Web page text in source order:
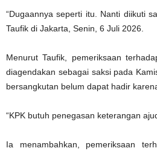
“Dugaannya seperti itu. Nanti diikuti
Taufik di Jakarta, Senin, 6 Juli 2026.
Menurut Taufik, pemeriksaan
diagendakan sebagai saksi pada
bersangkutan belum dapat hadir
“KPK butuh penegasan keterangan
Ia menambahkan, pemeriksaan